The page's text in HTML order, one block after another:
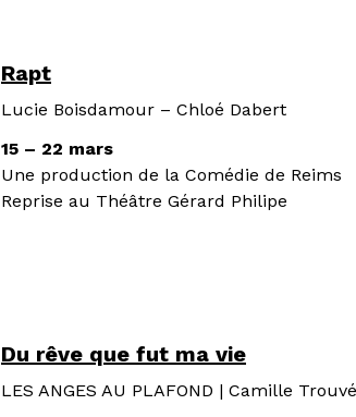
Rapt
Lucie Boisdamour – Chloé Dabert
15 – 22 mars
Une production de la Comédie de Reims
Reprise au Théâtre Gérard Philipe
Du rêve que fut ma vie
LES ANGES AU PLAFOND | Camille